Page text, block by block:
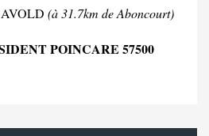
AVOLD (à 31.7km de Aboncourt)
POINCARE 57500